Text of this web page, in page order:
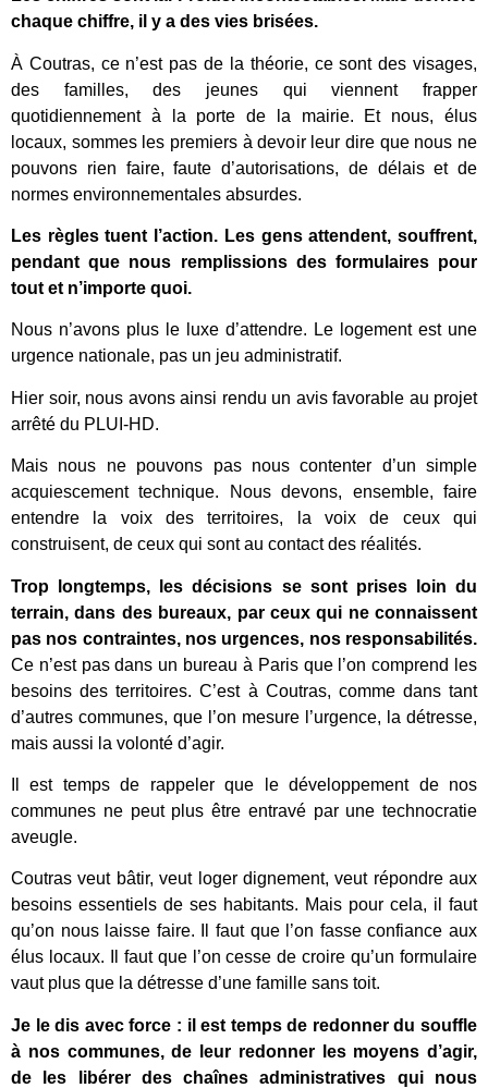
chaque chiffre, il y a des vies brisées.
À Coutras, ce n’est pas de la théorie, ce sont des visages,
des familles, des jeunes qui viennent frapper
quotidiennement à la porte de la mairie. Et nous, élus
locaux, sommes les premiers à devoir leur dire que nous ne
pouvons rien faire, faute d’autorisations, de délais et de
normes environnementales absurdes.
Les règles tuent l’action. Les gens attendent, souffrent,
pendant que nous remplissions des formulaires pour
tout et n’importe quoi.
Nous n’avons plus le luxe d’attendre. Le logement est une
urgence nationale, pas un jeu administratif.
Hier soir, nous avons ainsi rendu un avis favorable au projet
arrêté du PLUI-HD.
Mais nous ne pouvons pas nous contenter d’un simple
acquiescement technique. Nous devons, ensemble, faire
entendre la voix des territoires, la voix de ceux qui
construisent, de ceux qui sont au contact des réalités.
Trop longtemps, les décisions se sont prises loin du
terrain, dans des bureaux, par ceux qui ne connaissent
pas nos contraintes, nos urgences, nos responsabilités.
Ce n’est pas dans un bureau à Paris que l’on comprend les
besoins des territoires. C’est à Coutras, comme dans tant
d’autres communes, que l’on mesure l’urgence, la détresse,
mais aussi la volonté d’agir.
Il est temps de rappeler que le développement de nos
communes ne peut plus être entravé par une technocratie
aveugle.
Coutras veut bâtir, veut loger dignement, veut répondre aux
besoins essentiels de ses habitants. Mais pour cela, il faut
qu’on nous laisse faire. Il faut que l’on fasse confiance aux
élus locaux. Il faut que l’on cesse de croire qu’un formulaire
vaut plus que la détresse d’une famille sans toit.
Je le dis avec force : il est temps de redonner du souffle
à nos communes, de leur redonner les moyens d’agir,
de les libérer des chaînes administratives qui nous